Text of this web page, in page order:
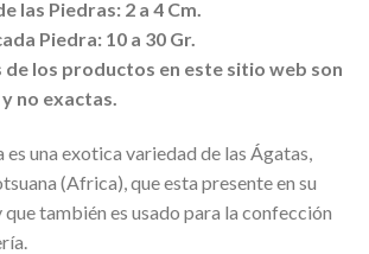
las Piedras: 2 a 4 Cm.
Piedra: 10 a 30 Gr.
de los productos en este sitio web son
no exactas.
es una exotica variedad de las Ágatas,
(Africa), que esta presente en su
también es usado para la confección